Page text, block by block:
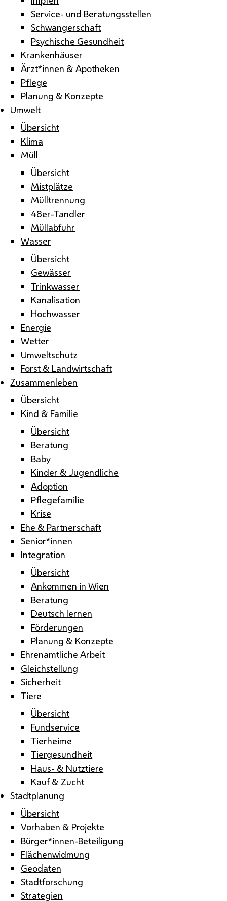
Service- und Beratungsstellen
Schwangerschaft
Psychische Gesundheit
Krankenhäuser
Ärzt*innen & Apotheken
Pflege
Planung & Konzepte
Umwelt
Übersicht
Klima
Müll
Übersicht
Mistplätze
Mülltrennung
48er-Tandler
Müllabfuhr
Wasser
Übersicht
Gewässer
Trinkwasser
Kanalisation
Hochwasser
Energie
Wetter
Umweltschutz
Forst & Landwirtschaft
Zusammenleben
Übersicht
Kind & Familie
Übersicht
Beratung
Baby
Kinder & Jugendliche
Adoption
Pflegefamilie
Krise
Ehe & Partnerschaft
Senior*innen
Integration
Übersicht
Ankommen in Wien
Beratung
Deutsch lernen
Förderungen
Planung & Konzepte
Ehrenamtliche Arbeit
Gleichstellung
Sicherheit
Tiere
Übersicht
Fundservice
Tierheime
Tiergesundheit
Haus- & Nutztiere
Kauf & Zucht
Stadtplanung
Übersicht
Vorhaben & Projekte
Bürger*innen-Beteiligung
Flächenwidmung
Geodaten
Stadtforschung
Strategien